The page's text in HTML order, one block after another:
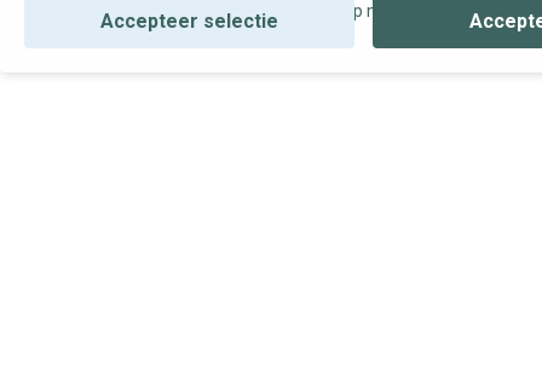
gepersonaliseerde online advertenties en op maat gemaakte
Accepteer selectie